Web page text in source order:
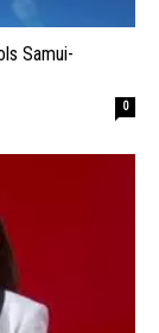
Samui-
0